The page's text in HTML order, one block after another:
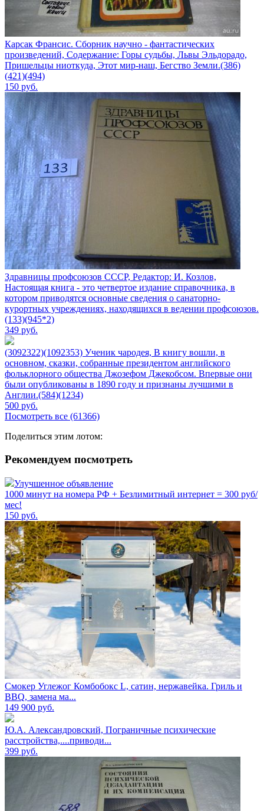
Карсак Франсис. Сборник научно - фантастических
произведений, Содержание: Горы судьбы, Львы Эльдорадо,
Пришельцы ниоткуда, Этот мир-наш, Бегство Земли.(386)
(421)(494)
150 руб.
Здравницы профсоюзов СССР, Редактор: И. Козлов,
Настоящая книга - это четвертое издание справочника, в
котором приводятся основные сведения о санаторно-
курортных учреждениях, находящихся в ведении профсоюзов.
(133)(945*2)
349 руб.
(3092322)(1092353) Ученик чародея, В книгу вошли, в
основном, сказки, собранные президентом английского
фольклорного общества Джозефом Джекобсом. Впервые они
были опубликованы в 1890 году и признаны лучшими в
Англии.(584)(1234)
500 руб.
Посмотреть все (61366)
Поделиться этим лотом:
Рекомендуем посмотреть
Улучшенное объявление
1000 минут на номера РФ + Безлимитный интернет = 300 руб/
мес!
150 руб.
Смокер Углежог Комбобокс L, сатин, нержавейка. Гриль и
BBQ, замена ма...
149 900 руб.
Ю.А. Александровский, Пограничные психические
расстройства,....приводи...
399 руб.